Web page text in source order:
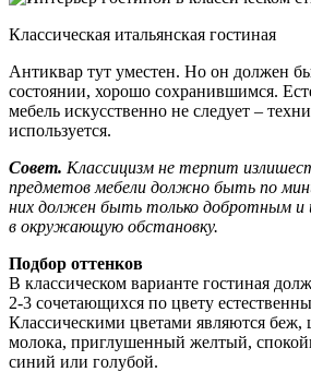
Классическая итальянская гостиная
Антиквар тут уместен. Но он должен
состоянии, хорошо сохранившимся.
мебель искусственно не следует –
используется.
Совет. Классицизм не терпит
предметов мебели должно быть по
них должен быть только добротным и
в окружающую обстановку.
Подбор оттенков
В классическом варианте гостиная
2-3 сочетающихся по цвету
Классическими цветами являются беж,
молока, приглушенный желтый,
синий или голубой.